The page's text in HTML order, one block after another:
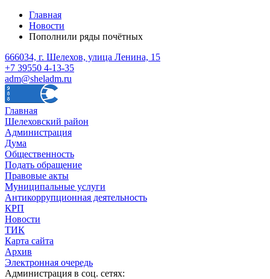
Главная
Новости
Пополнили ряды почётных
666034, г. Шелехов, улица Ленина, 15
+7 39550 4-13-35
adm@sheladm.ru
Главная
Шелеховский район
Администрация
Дума
Общественность
Подать обращение
Правовые акты
Муниципальные услуги
Антикоррупционная деятельность
КРП
Новости
ТИК
Карта сайта
Архив
Электронная очередь
Администрация в соц. сетях: